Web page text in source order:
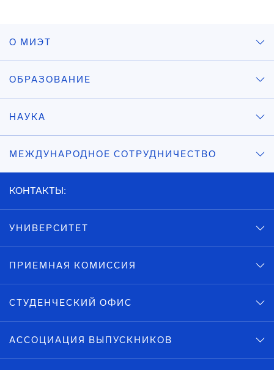
О МИЭТ
ОБРАЗОВАНИЕ
НАУКА
МЕЖДУНАРОДНОЕ СОТРУДНИЧЕСТВО
КОНТАКТЫ:
УНИВЕРСИТЕТ
ПРИЕМНАЯ КОМИССИЯ
СТУДЕНЧЕСКИЙ ОФИС
АССОЦИАЦИЯ ВЫПУСКНИКОВ